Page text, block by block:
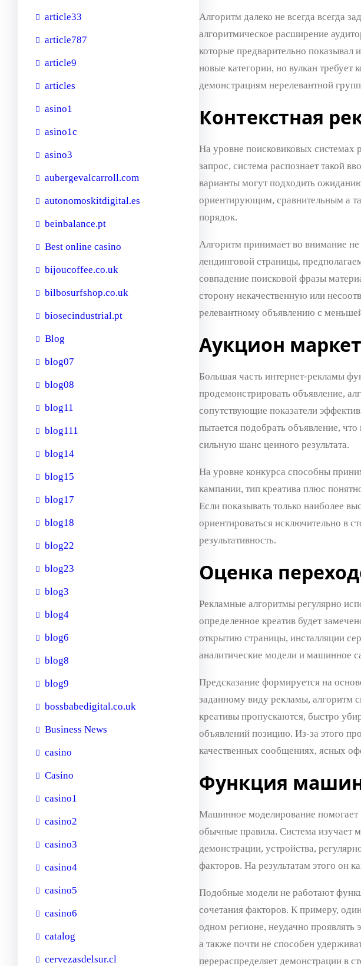
article33
article787
article9
articles
asino1
asino1c
asino3
aubergevalcarroll.com
autonomoskitdigital.es
beinbalance.pt
Best online casino
bijoucoffee.co.uk
bilbosurfshop.co.uk
biosecindustrial.pt
Blog
blog07
blog08
blog11
blog111
blog14
blog15
blog17
blog18
blog22
blog23
blog3
blog4
blog6
blog8
blog9
bossbabedigital.co.uk
Business News
casino
Casino
casino1
casino2
casino3
casino4
casino5
casino6
catalog
cervezasdelsur.cl
Алгоритм далеко не всегда всегда
алгоритмическое расширение
которые предварительно
новые категории, но вулкан требует
демонстрациям нерелевантной
Контекстная
На уровне поисковиковых системах
запрос, система распознает такой
варианты могут подходить
ориентирующим, сравнительным а
порядок.
Алгоритм принимает во внимание
лендинговой страницы,
совпадение поисковой фразы
сторону некачественную или
релевантному объявлению с
Аукцион
Большая часть интернет-рекламы
продемонстрировать объявление,
сопутствующие показатели
пытается подобрать объявление,
сильную шанс ценного результата.
На уровне конкурса способны
кампании, тип креатива плюс
Если показывать только наиболее
ориентироваться исключительно в
результативность.
Оценка
Рекламные алгоритмы регулярно
определенное креатив будет
открытию страницы, инсталляции
аналитические модели и машинное
Предсказание формируется на
заданному виду рекламы, алгоритм
креативы пропускаются, быстро
объявлений позицию. Из-за этого
качественных сообщениях, ясных
Функция
Машинное моделирование помогает
обычные правила. Система изучает
демонстрации, устройства,
факторов. На результатам этого он
Подобные модели не работают
сочетания факторов. К примеру,
одном регионе, неудачно проявлять
а также почти не способен
перераспределяет демонстрации в